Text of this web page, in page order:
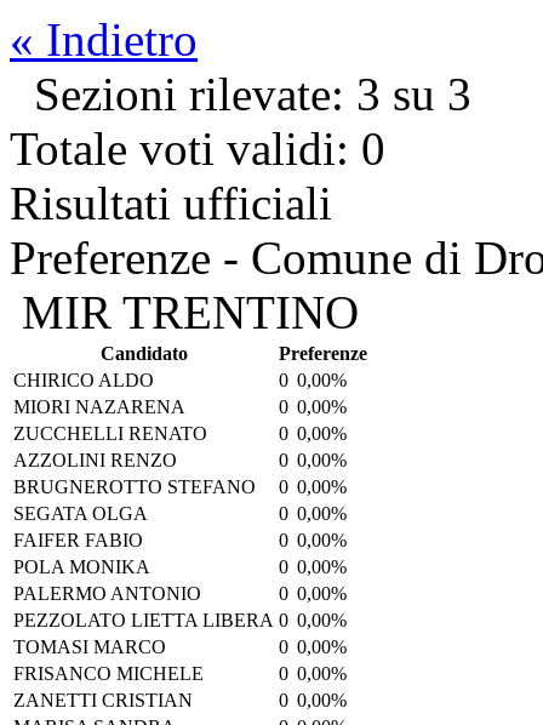
« Indietro
Sezioni rilevate: 3 su 3
Totale voti validi: 0
Risultati ufficiali
Preferenze - Comune di
MIR TRENTINO
Candidato
Preferenze
CHIRICO ALDO
0 0,00%
MIORI NAZARENA
0 0,00%
ZUCCHELLI RENATO
0 0,00%
AZZOLINI RENZO
0 0,00%
BRUGNEROTTO STEFANO
0 0,00%
SEGATA OLGA
0 0,00%
FAIFER FABIO
0 0,00%
POLA MONIKA
0 0,00%
PALERMO ANTONIO
0 0,00%
PEZZOLATO LIETTA LIBERA 0 0,00%
TOMASI MARCO
0 0,00%
FRISANCO MICHELE
0 0,00%
ZANETTI CRISTIAN
0 0,00%